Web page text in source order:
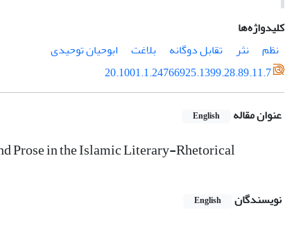
کلیدواژه‌ها
نظم
نثر تقابل دوگانه بلاغت
ابوحیان توحیدی
20.1001.1.24766925.1399.28.89.11.7
عنوان مقاله English
Prose in the Islamic Literary-Rhetorical
نویسندگان English